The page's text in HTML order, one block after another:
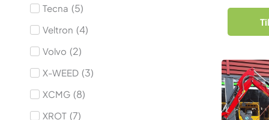
Tecna (5)
Veltron (4)
Volvo (2)
X-WEED (3)
XCMG (8)
XROT (7)